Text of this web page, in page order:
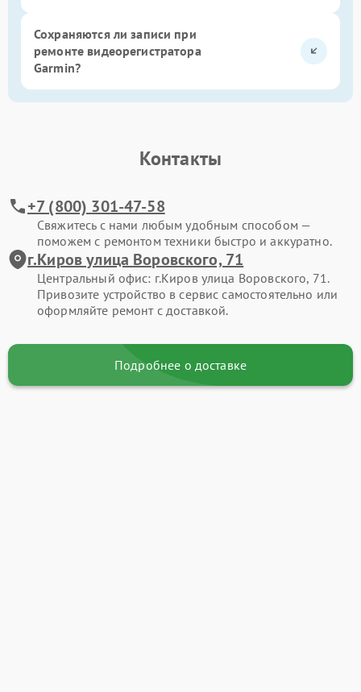
Сохраняются ли записи при
ремонте видеорегистратора
Garmin?
Контакты
+7 (800) 301-47-58
Свяжитесь с нами любым удобным способом —
поможем с ремонтом техники быстро и аккуратно.
г.Киров улица Воровского, 71
Центральный офис: г.Киров улица Воровского, 71.
Привозите устройство в сервис самостоятельно или
оформляйте ремонт с доставкой.
Подробнее о доставке